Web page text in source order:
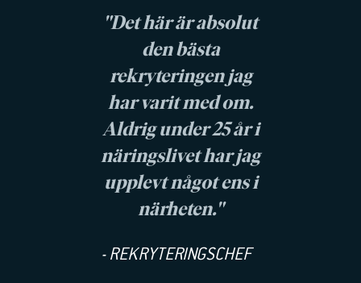
"Det här är absolut
den bästa
rekryteringen jag
har varit med om.
Aldrig under 25 år i
näringslivet har jag
upplevt något ens i
närheten."
- REKRYTERINGSCHEF